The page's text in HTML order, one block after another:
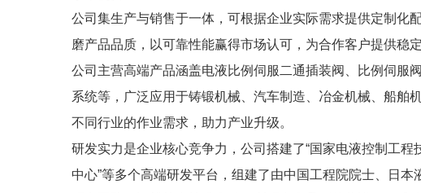
公司集生产与销售于一体，可根据企业实际需求提供定制化
磨产品品质，以可靠性能赢得市场认可，为合作客户提供稳
公司主营高端产品涵盖电液比例伺服二通插装阀、比例伺服
系统等，广泛应用于铸锻机械、汽车制造、冶金机械、船舶
不同行业的作业需求，助力产业升级。
研发实力是企业核心竞争力，公司搭建了“国家电液控制工
中心”等多个高端研发平台，组建了由中国工程院院士、日